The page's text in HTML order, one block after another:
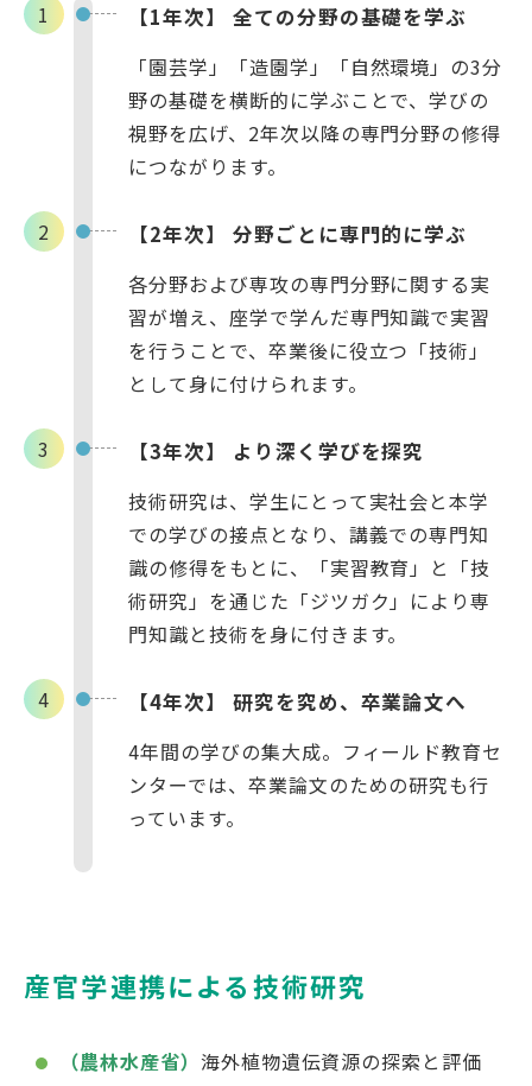
【1年次】 全ての分野の基礎を学ぶ
「園芸学」「造園学」「自然環境」の3分
野の基礎を横断的に学ぶことで、学びの
視野を広げ、2年次以降の専門分野の修得
につながります。
【2年次】 分野ごとに専門的に学ぶ
各分野および専攻の専門分野に関する実
習が増え、座学で学んだ専門知識で実習
を行うことで、卒業後に役立つ「技術」
として身に付けられます。
【3年次】 より深く学びを探究
技術研究は、学生にとって実社会と本学
での学びの接点となり、講義での専門知
識の修得をもとに、「実習教育」と「技
術研究」を通じた「ジツガク」により専
門知識と技術を身に付きます。
【4年次】 研究を究め、卒業論文へ
4年間の学びの集大成。フィールド教育セ
ンターでは、卒業論文のための研究も行
っています。
産官学連携による技術研究
（農林水産省） 海外植物遺伝資源の探索と評価